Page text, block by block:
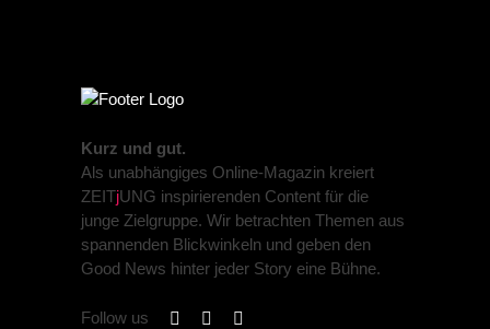
Kurz und gut.
Als unabhängiges Online-Magazin kreiert
ZEITjUNG inspirierenden Content für die
junge Zielgruppe. Wir betrachten Themen aus
spannenden Blickwinkeln und geben den
Good News hinter jeder Story eine Bühne.
Follow us